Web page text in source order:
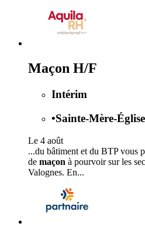
Maçon H/F
Intérim
•Sainte-Mère-
Le 4 août
...du bâtiment et du BTP vous
de maçon à pourvoir sur les
Valognes. En...